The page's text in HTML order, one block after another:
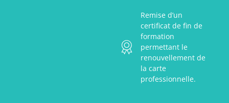
Remise d’un
certificat de fin de
formation
permettant le
renouvellement de
la carte
professionnelle.